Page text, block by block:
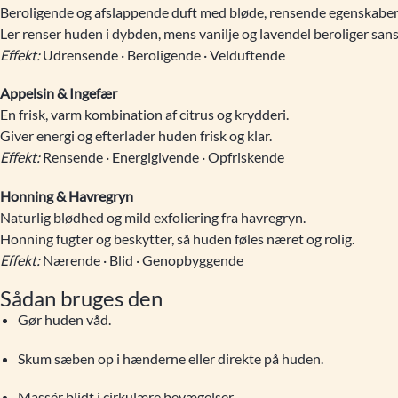
Beroligende og afslappende duft med bløde, rensende
Ler renser huden i dybden, mens vanilje og lavendel beroliger
Effekt:Udrensende · Beroligende · Velduftende
Appelsin & Ingefær
En frisk, varm kombination af citrus og krydderi.
Giver energi og efterlader huden frisk og klar.
Effekt:Rensende · Energigivende · Opfriskende
Honning & Havregryn
Naturlig blødhed og mild exfoliering fra havregryn.
Honning fugter og beskytter, så huden føles næret og rolig.
Effekt:Nærende · Blid · Genopbyggende
Sådan bruges den
Gør huden våd.
Skum sæben op i hænderne eller direkte på huden.